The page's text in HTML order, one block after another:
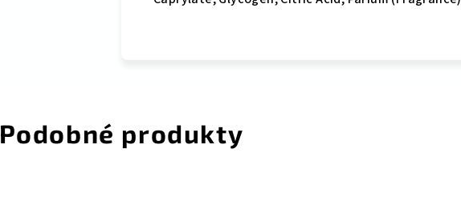
Podobné produkty